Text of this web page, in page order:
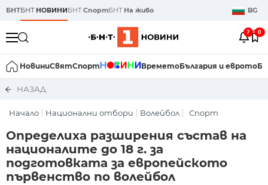
БНТБНТ НОВИНИБНТСпортБНТ На живо BG
7 0
НовиниСвятСпорт ВреметоБългария и еврото
НАЗАД
Начало Национални отбори Волейбол Спорт
Определиха разширения състав на
националите до 18 г. за
подготовката за европейското
първенство по волейбол